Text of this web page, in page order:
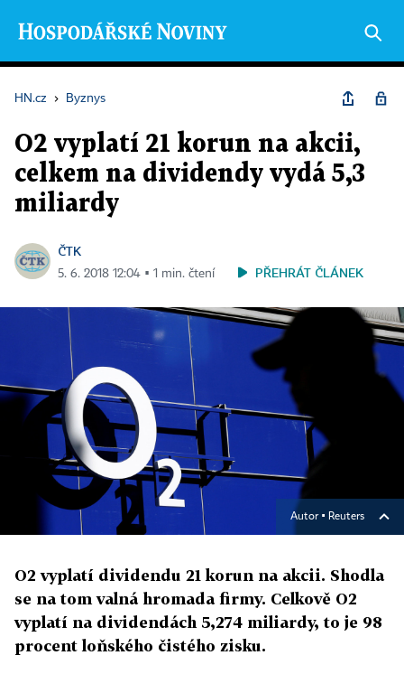
HN.cz › Byznys
O2 vyplatí 21 korun na akcii,
celkem na dividendy vydá 5,3
miliardy
ČTK
5. 6. 2018 12:04 ▪ 1 min. čtení PŘEHRÁT ČLÁNEK
Autor ▪ Reuters
O2 vyplatí dividendu 21 korun na akcii. Shodla
se na tom valná hromada firmy. Celkově O2
vyplatí na dividendách 5,274 miliardy, to je 98
procent loňského čistého zisku.